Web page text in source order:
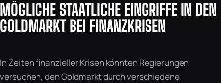
MÖGLICHE STAATLICHE EINGRIFFE IN DEN
GOLDMARKT BEI FINANZKRISEN
In Zeiten finanzieller Krisen könnten Regierungen
versuchen, den Goldmarkt durch verschiedene